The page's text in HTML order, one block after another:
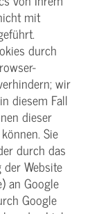
mit
durch
wir
diesem Fall
dieser
Sie
durch das
Website
an Google
Google